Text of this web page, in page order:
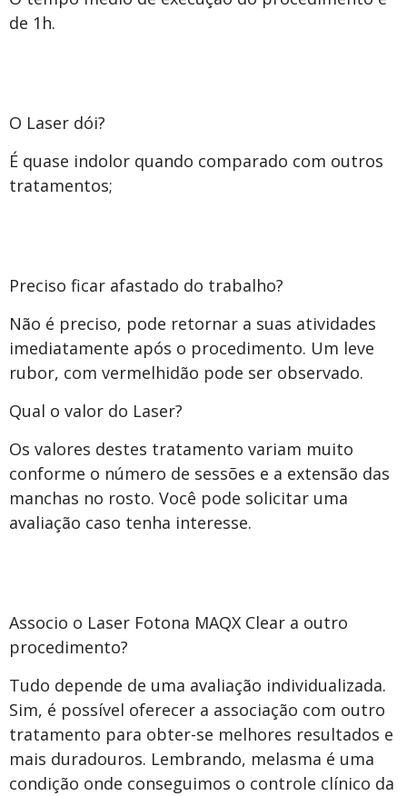
de 1h.
O Laser dói?
É quase indolor quando comparado com outros
tratamentos;
Preciso ficar afastado do trabalho?
Não é preciso, pode retornar a suas atividades
imediatamente após o procedimento. Um leve
rubor, com vermelhidão pode ser observado.
Qual o valor do Laser?
Os valores destes tratamento variam muito
conforme o número de sessões e a extensão das
manchas no rosto. Você pode solicitar uma
avaliação caso tenha interesse.
Associo o Laser Fotona MAQX Clear a outro
procedimento?
Tudo depende de uma avaliação individualizada.
Sim, é possível oferecer a associação com outro
tratamento para obter-se melhores resultados e
mais duradouros. Lembrando, melasma é uma
condição onde conseguimos o controle clínico da